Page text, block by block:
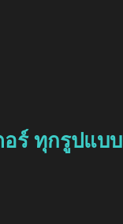
ร์ ทุกรูปแบ